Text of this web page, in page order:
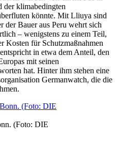
der klimabedingten
könnte. Mit Lliuya sind
der Bauer aus Peru wehrt sich
– wenigstens zu einem Teil,
Kosten für Schutzmaßnahmen
in etwa dem Anteil, den
mit seinen
hat. Hinter ihm stehen eine
Germanwatch, die die
(Foto: DIE